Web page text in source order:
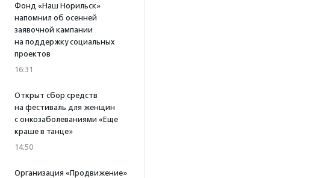
Фонд «Наш Норильск»
напомнил об осенней
заявочной кампании
на поддержку социальных
проектов
16:31
Открыт сбор средств
на фестиваль для женщин
с онкозаболеваниями «Еще
краше в танце»
14:50
Организация «Продвижение»